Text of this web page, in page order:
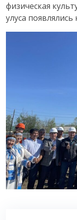
физическая
улуса